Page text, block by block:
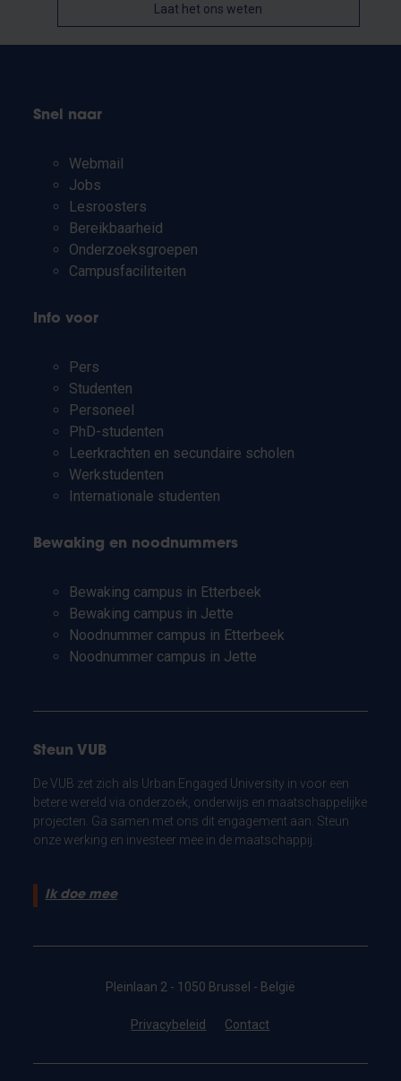
Laat het ons weten
Snel naar
Webmail
Jobs
Lesroosters
Bereikbaarheid
Onderzoeksgroepen
Campusfaciliteiten
Info voor
Pers
Studenten
Personeel
PhD-studenten
Leerkrachten en secundaire scholen
Werkstudenten
Internationale studenten
Bewaking en noodnummers
Bewaking campus in Etterbeek
Bewaking campus in Jette
Noodnummer campus in Etterbeek
Noodnummer campus in Jette
Steun VUB
De VUB zet zich als Urban Engaged University in voor een
betere wereld via onderzoek, onderwijs en maatschappelijke
projecten. Ga samen met ons dit engagement aan. Steun
onze werking en investeer mee in de maatschappij.
Ik doe mee
Pleinlaan 2 - 1050 Brussel - België
Privacybeleid Contact